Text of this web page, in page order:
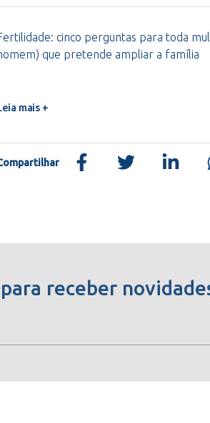
cinco perguntas para toda
que pretende ampliar a família
mais +
receber